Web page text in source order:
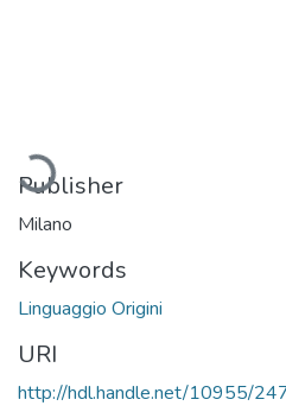
Publisher
Milano
Keywords
Linguaggio Origini
URI
http://hdl.handle.net/10955/